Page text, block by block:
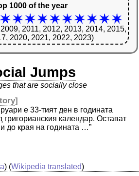
1000 of the year
2011, 2012, 2013, 2014, 2015,
2020, 2021, 2022, 2023)
Jumps
that are socially close
]
е 33-тият ден в годината
григорианския календар. Остават
до края на годината …”
) (Wikipedia translated)